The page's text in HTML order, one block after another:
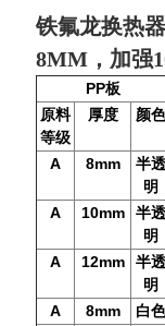
铁氟龙换热
8MM，加强
PP板
原料
等级
厚度 颜色
A 8mm
半透
明
A 10mm
半透
明
A 12mm
半透
明
A 8mm 白色